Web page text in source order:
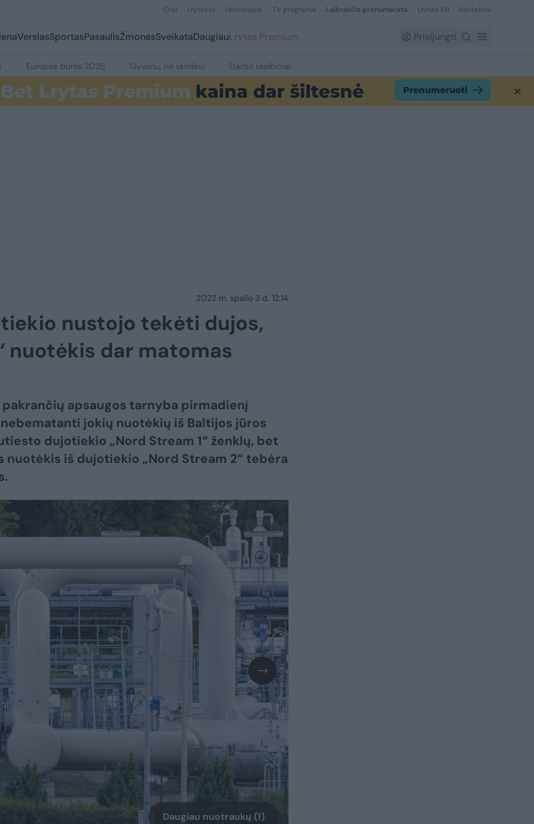
Orai Lrytas.tv Horoskopai TV programa Laikraščio prenumerata Lrytas EN Kontaktai
VerslasSportasPasaulisŽmonėsSveikataDaugiauLrytas Premium Prisijungti
Europos burės 2026 Gyvenu, ne skrolinu Darbo skelbimai
2022 m. spalio 3 d. 12:14
nustojo tekėti dujos,
nuotėkis dar matomas
apsaugos tarnyba pirmadienį
jokių nuotėkių iš Baltijos jūros
dujotiekio „Nord Stream 1“ ženklų, bet
nuotėkis iš dujotiekio „Nord Stream 2“ tebėra
Daugiau nuotraukų (1)